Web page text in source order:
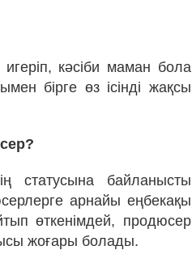
кәсіби маман бола
бірге өз ісінді жақсы
статусына байланысты
арнайы еңбекақы
өткенімдей, продюсер
жоғары болады.